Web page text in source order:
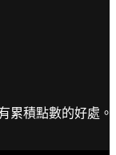
累積點數的好處。